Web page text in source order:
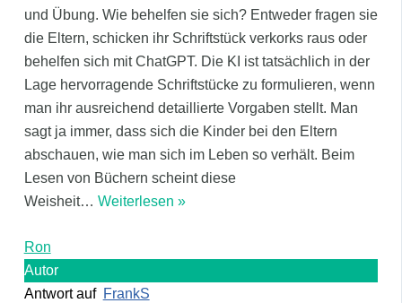
und Übung. Wie behelfen sie sich? Entweder fragen sie
die Eltern, schicken ihr Schriftstück verkorks raus oder
behelfen sich mit ChatGPT. Die KI ist tatsächlich in der
Lage hervorragende Schriftstücke zu formulieren, wenn
man ihr ausreichend detaillierte Vorgaben stellt. Man
sagt ja immer, dass sich die Kinder bei den Eltern
abschauen, wie man sich im Leben so verhält. Beim
Lesen von Büchern scheint diese
Weisheit… Weiterlesen »
Ron
Autor
Antwort auf FrankS